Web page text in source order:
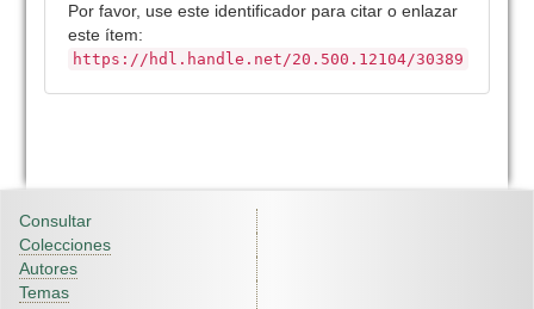
Por favor, use este identificador para citar o enlazar
este ítem:
https://hdl.handle.net/20.500.12104/30389
Consultar
Colecciones
Autores
Temas